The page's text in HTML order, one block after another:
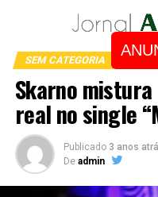
SEM CATEGORIA
Skarno mistura
real no single
Publicado 3 anos
De admin